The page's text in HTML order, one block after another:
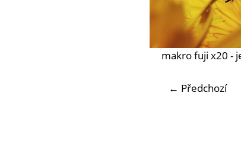
makro fuji x20 -
← Předchozí